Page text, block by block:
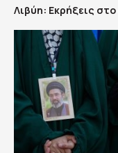
Λιβύη: Εκρήξεις